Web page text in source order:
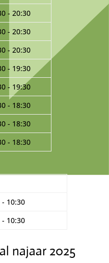
- 20:30
- 20:30
- 20:30
- 19:30
- 19:30
- 18:30
- 18:30
- 18:30
- 10:30
- 10:30
najaar 2025